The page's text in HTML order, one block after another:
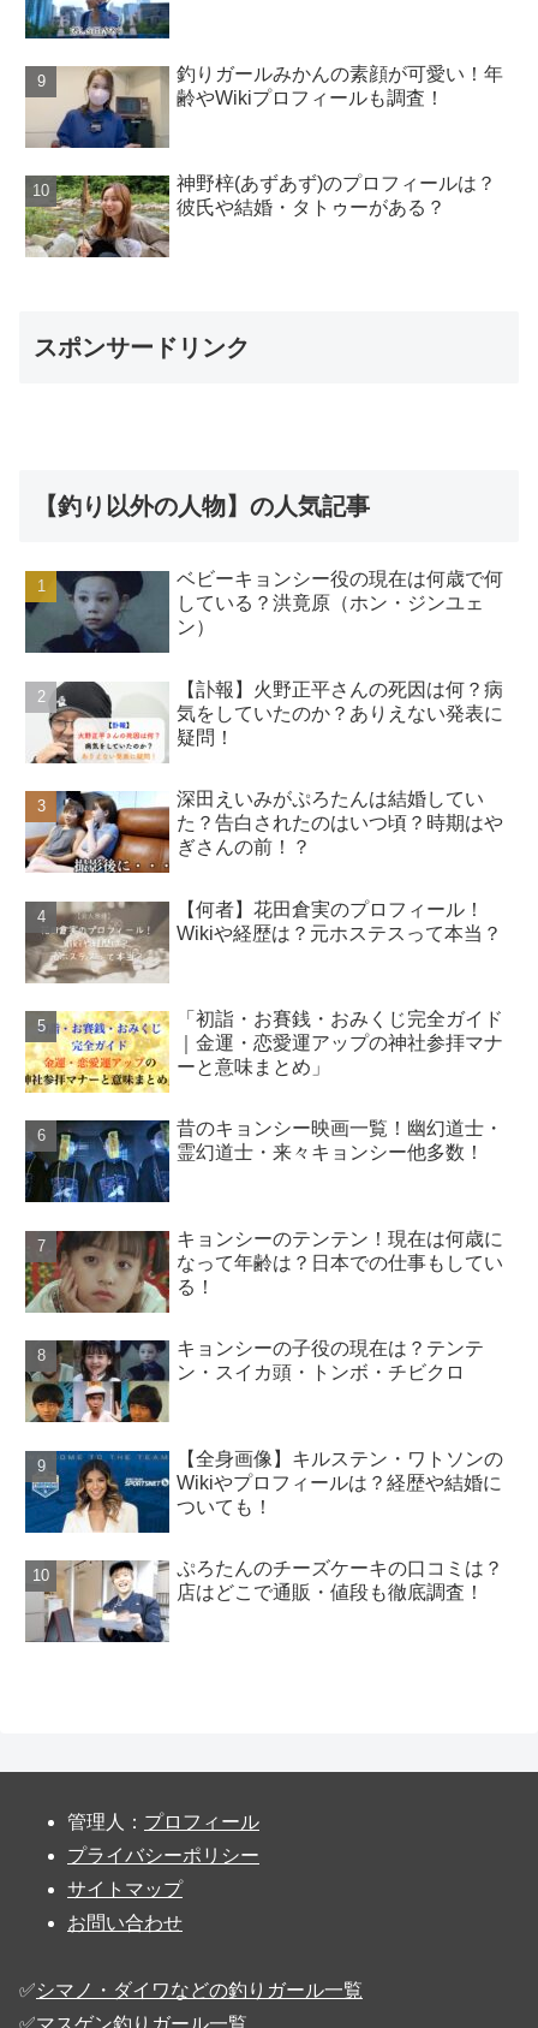
釣りガールみかんの素顔が可愛い！年
齢やWikiプロフィールも調査！
神野梓(あずあず)のプロフィールは？
彼氏や結婚・タトゥーがある？
スポンサードリンク
【釣り以外の人物】の人気記事
ベビーキョンシー役の現在は何歳で何
している？洪竟原（ホン・ジンユェ
ン）
【訃報】火野正平さんの死因は何？病
気をしていたのか？ありえない発表に
疑問！
深田えいみがぷろたんは結婚してい
た？告白されたのはいつ頃？時期はや
ぎさんの前！？
【何者】花田倉実のプロフィール！
Wikiや経歴は？元ホステスって本当？
「初詣・お賽銭・おみくじ完全ガイド
｜金運・恋愛運アップの神社参拝マナ
ーと意味まとめ」
昔のキョンシー映画一覧！幽幻道士・
霊幻道士・来々キョンシー他多数！
キョンシーのテンテン！現在は何歳に
なって年齢は？日本での仕事もしてい
る！
キョンシーの子役の現在は？テンテ
ン・スイカ頭・トンボ・チビクロ
【全身画像】キルステン・ワトソンの
Wikiやプロフィールは？経歴や結婚に
ついても！
ぷろたんのチーズケーキの口コミは？
店はどこで通販・値段も徹底調査！
管理人： プロフィール
プライバシーポリシー
サイトマップ
お問い合わせ
✅️シマノ・ダイワなどの釣りガール一覧